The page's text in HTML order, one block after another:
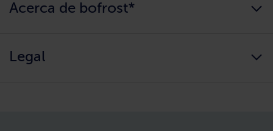
¿Llegamos a tu hogar?
Cambio de zona
Acerca de bofrost*
Nuestros valores
Legal